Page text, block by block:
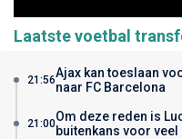
Laatste voetbal
21:56Ajax kan toeslaan
naar FC Barcelona
21:00Om deze reden is
buitenkans voor veel